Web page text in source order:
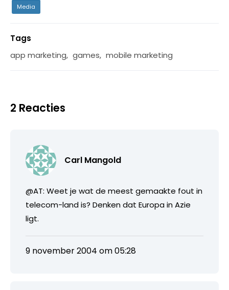
Media
Tags
app marketing, games, mobile marketing
2 Reacties
Carl Mangold
@AT: Weet je wat de meest gemaakte fout in
telecom-land is? Denken dat Europa in Azie
ligt.
9 november 2004 om 05:28